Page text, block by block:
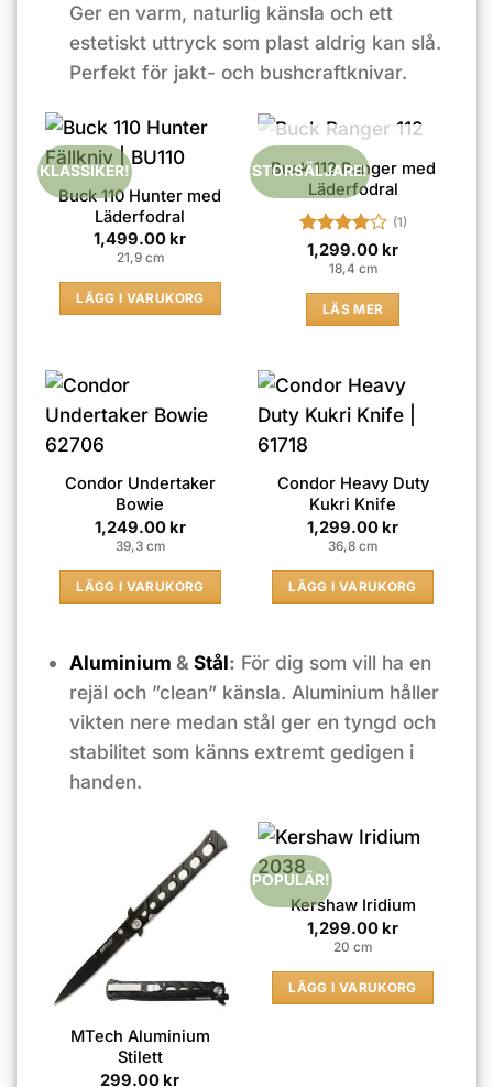
Ger en varm, naturlig känsla och ett
estetiskt uttryck som plast aldrig kan slå.
Perfekt för jakt- och bushcraftknivar.
KLASSIKER!
Buck 110 Hunter med
Läderfodral
1,499.00 kr
21,9 cm
LÄGG I VARUKORG
STORSÄLJARE!
SLUT I LAGER
Buck 112 Ranger med
Läderfodral
Betygsatt
av 5
(1)
1,299.00 kr
18,4 cm
LÄS MER
Condor Undertaker
Bowie
1,249.00 kr
39,3 cm
LÄGG I VARUKORG
Condor Heavy Duty
Kukri Knife
1,299.00 kr
36,8 cm
LÄGG I VARUKORG
Aluminium &Stål: För dig som vill ha en
rejäl och ”clean” känsla. Aluminium håller
vikten nere medan stål ger en tyngd och
stabilitet som känns extremt gedigen i
handen.
MTech Aluminium
Stilett
299.00 kr
POPULÄR!
Kershaw Iridium
1,299.00 kr
20 cm
LÄGG I VARUKORG